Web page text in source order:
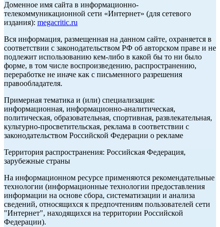
Доменное имя сайта в информационно-
телекоммуникационной сети «Интернет» (для сетевого
издания): megacritic.ru
Вся информация, размещенная на данном сайте, охраняется в
соответствии с законодательством РФ об авторском праве и не
подлежит использованию кем-либо в какой бы то ни было
форме, в том числе воспроизведению, распространению,
переработке не иначе как с письменного разрешения
правообладателя.
Примерная тематика и (или) специализация:
информационная, информационно-аналитическая,
политическая, образовательная, спортивная, развлекательная,
культурно-просветительская, реклама в соответствии с
законодательством Российской Федерации о рекламе
Территория распространения: Российская Федерация,
зарубежные страны
На информационном ресурсе применяются рекомендательные
технологии (информационные технологии предоставления
информации на основе сбора, систематизации и анализа
сведений, относящихся к предпочтениям пользователей сети
"Интернет", находящихся на территории Российской
Федерации).